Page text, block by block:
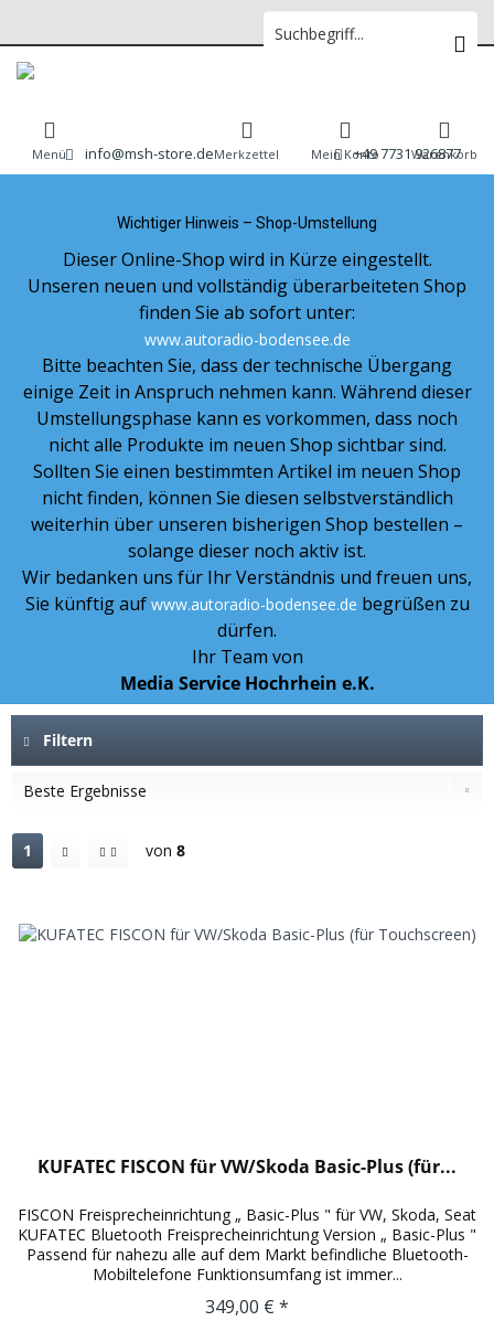
info@msh-store.de +49 7731 926877
Menü Warenkorb
Merkzettel Mein Konto
Wichtiger Hinweis – Shop-Umstellung
Dieser Online-Shop wird in Kürze eingestellt.
Unseren neuen und vollständig überarbeiteten Shop
finden Sie ab sofort unter:
www.autoradio-bodensee.de
Bitte beachten Sie, dass der technische Übergang
einige Zeit in Anspruch nehmen kann. Während dieser
Umstellungsphase kann es vorkommen, dass noch
nicht alle Produkte im neuen Shop sichtbar sind.
Sollten Sie einen bestimmten Artikel im neuen Shop
nicht finden, können Sie diesen selbstverständlich
weiterhin über unseren bisherigen Shop bestellen –
solange dieser noch aktiv ist.
Wir bedanken uns für Ihr Verständnis und freuen uns,
Sie künftig auf www.autoradio-bodensee.de begrüßen zu
dürfen.
Ihr Team von
Media Service Hochrhein e.K.
Filtern
1 von 8
KUFATEC FISCON für VW/Skoda Basic-Plus (für...
FISCON Freisprecheinrichtung „ Basic-Plus " für VW, Skoda, Seat
KUFATEC Bluetooth Freisprecheinrichtung Version „ Basic-Plus "
Passend für nahezu alle auf dem Markt befindliche Bluetooth-
Mobiltelefone Funktionsumfang ist immer...
349,00 € *